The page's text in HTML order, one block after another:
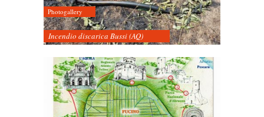
Photogallery
Incendio discarica Bussi (AQ)